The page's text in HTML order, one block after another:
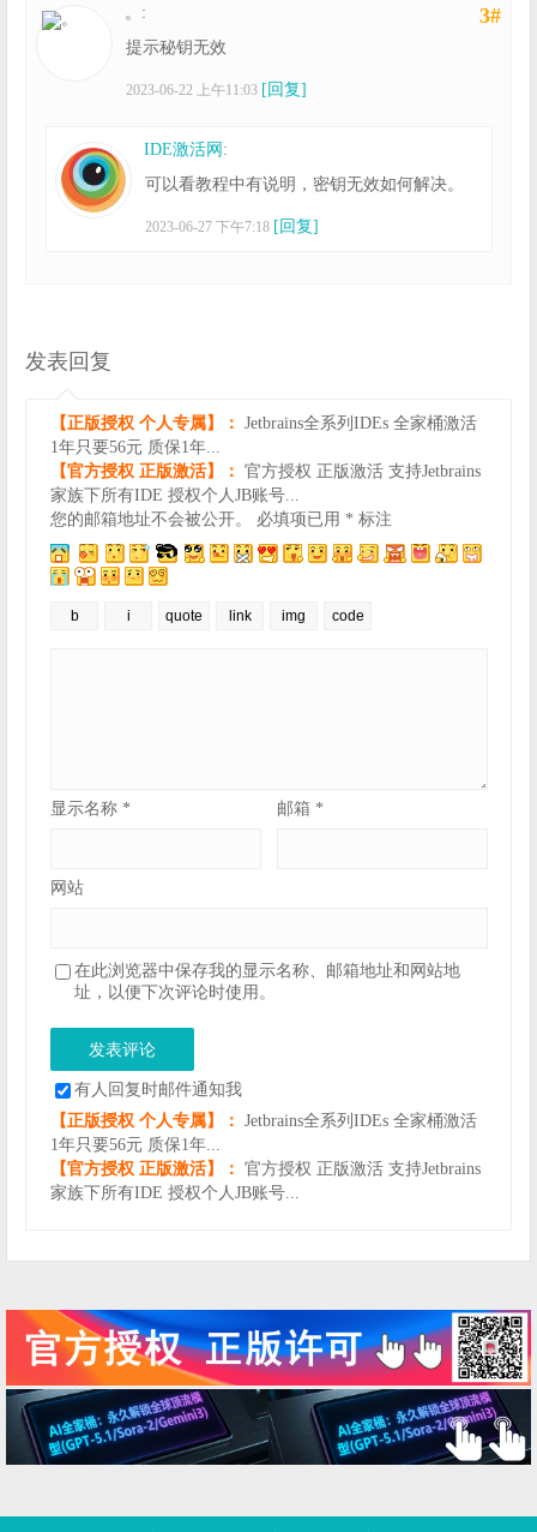
3#
。:
提示秘钥无效
2023-06-22 上午11:03 [回复]
IDE激活网 :
可以看教程中有说明，密钥无效如何解决。
2023-06-27 下午7:18 [回复]
发表回复
【正版授权 个人专属】： Jetbrains全系列IDEs 全家桶激活
1年只要56元 质保1年...
【官方授权 正版激活】： 官方授权 正版激活 支持Jetbrains
家族下所有IDE 授权个人JB账号...
您的邮箱地址不会被公开。
必填项已用 * 标注
显示名称 * 邮箱 *
网站
在此浏览器中保存我的显示名称、邮箱地址和网站地
址，以便下次评论时使用。
有人回复时邮件通知我
【正版授权 个人专属】： Jetbrains全系列IDEs 全家桶激活
1年只要56元 质保1年...
【官方授权 正版激活】： 官方授权 正版激活 支持Jetbrains
家族下所有IDE 授权个人JB账号...